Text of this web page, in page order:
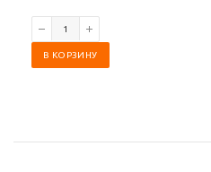
В КОРЗИНУ